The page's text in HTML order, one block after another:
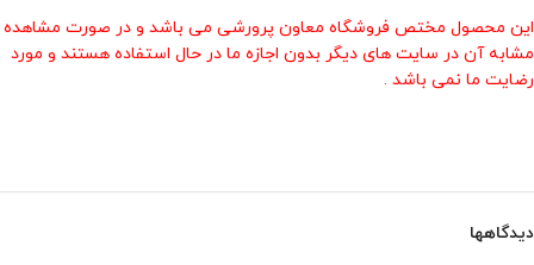
این محصول مختص فروشگاه معاون پرورشی می باشد و در صورت مشاهده
مشابه آن در سایت های دیگر بدون اجازه ما در حال استفاده هستند و مورد
رضایت ما نمی باشد .
دیدگاهها